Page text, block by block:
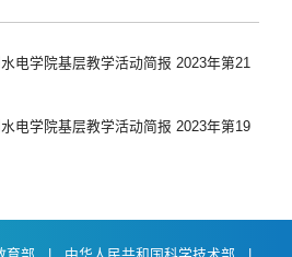
电学院基层教学活动简报 2023年第21
电学院基层教学活动简报 2023年第19